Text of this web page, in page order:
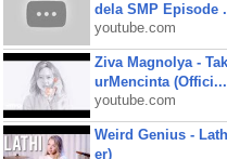
dela SMP Episode
youtube.com
Ziva Magnolya -
urMencinta (Offici...
youtube.com
Weird Genius -
er)